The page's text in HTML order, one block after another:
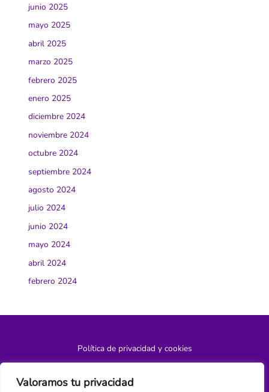
Valoramos tu privacidad
junio 2025
mayo 2025
abril 2025
marzo 2025
febrero 2025
enero 2025
diciembre 2024
noviembre 2024
octubre 2024
septiembre 2024
agosto 2024
julio 2024
junio 2024
mayo 2024
abril 2024
febrero 2024
Política de privacidad y cookies